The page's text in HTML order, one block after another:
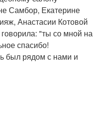
Самбор, Екатерине
Анастасии Котовой
"ты со мной на
спасибо!
был рядом с нами и